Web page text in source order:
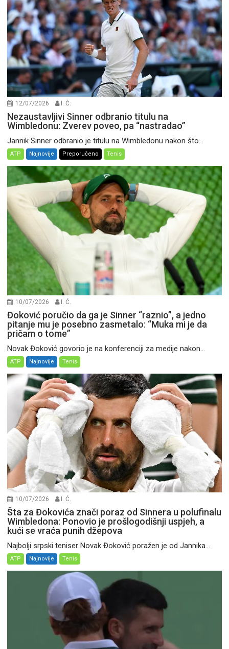
12/07/2026 I. Ć.
Nezaustavljivi Sinner odbranio titulu na
Wimbledonu: Zverev poveo, pa “nastradao”
Jannik Sinner odbranio je titulu na Wimbledonu nakon što...
ATP Najnovije Preporučeno Tenis
10/07/2026 I. Ć.
Đoković poručio da ga je Sinner “raznio”, a jedno
pitanje mu je posebno zasmetalo: “Muka mi je da
pričam o tome”
Novak Đoković govorio je na konferenciji za medije nakon...
ATP Najnovije Tenis
10/07/2026 I. Ć.
Šta za Đokovića znači poraz od Sinnera u polufinalu
Wimbledona: Ponovio je prošlogodišnji uspjeh, a
kući se vraća punih džepova
Najbolji srpski teniser Novak Đoković poražen je od Jannika...
ATP Najnovije Tenis